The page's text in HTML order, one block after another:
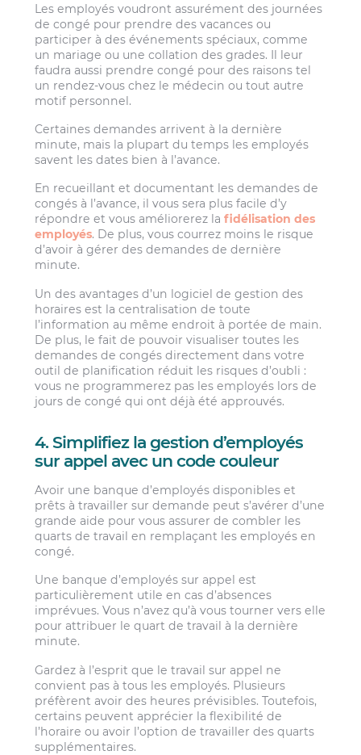
Les employés voudront assurément des journées
de congé pour prendre des vacances ou
participer à des événements spéciaux, comme
un mariage ou une collation des grades. Il leur
faudra aussi prendre congé pour des raisons tel
un rendez-vous chez le médecin ou tout autre
motif personnel.
Certaines demandes arrivent à la dernière
minute, mais la plupart du temps les employés
savent les dates bien à l’avance.
En recueillant et documentant les demandes de
congés à l’avance, il vous sera plus facile d’y
répondre et vous améliorerez lafidélisation des
employés. De plus, vous courrez moins le risque
d’avoir à gérer des demandes de dernière
minute.
Un des avantages d’un logiciel de gestion des
horaires est la centralisation de toute
l’information au même endroit à portée de main.
De plus, le fait de pouvoir visualiser toutes les
demandes de congés directement dans votre
outil de planification réduit les risques d’oubli :
vous ne programmerez pas les employés lors de
jours de congé qui ont déjà été approuvés.
4. Simplifiez la gestion d’employés
sur appel avec un code couleur
Avoir une banque d’employés disponibles et
prêts à travailler sur demande peut s’avérer d’une
grande aide pour vous assurer de combler les
quarts de travail en remplaçant les employés en
congé.
Une banque d’employés sur appel est
particulièrement utile en cas d’absences
imprévues. Vous n’avez qu’à vous tourner vers elle
pour attribuer le quart de travail à la dernière
minute.
Gardez à l’esprit que le travail sur appel ne
convient pas à tous les employés. Plusieurs
préfèrent avoir des heures prévisibles. Toutefois,
certains peuvent apprécier la flexibilité de
l’horaire ou avoir l’option de travailler des quarts
supplémentaires.